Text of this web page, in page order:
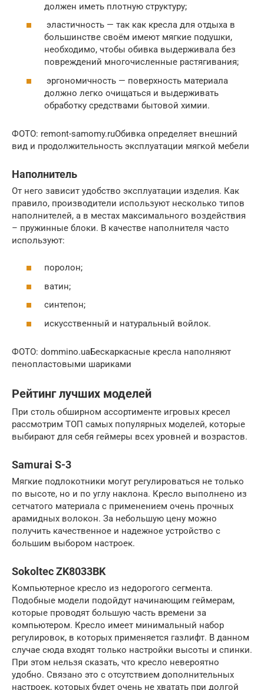
должен иметь плотную структуру;
эластичность — так как кресла для отдыха в
большинстве своём имеют мягкие подушки,
необходимо, чтобы обивка выдерживала без
повреждений многочисленные растягивания;
эргономичность — поверхность материала
должно легко очищаться и выдерживать
обработку средствами бытовой химии.
ФОТО: remont-samomy.ruОбивка определяет внешний
вид и продолжительность эксплуатации мягкой мебели
Наполнитель
От него зависит удобство эксплуатации изделия. Как
правило, производители используют несколько типов
наполнителей, а в местах максимального воздействия
– пружинные блоки. В качестве наполнителя часто
используют:
поролон;
ватин;
синтепон;
искусственный и натуральный войлок.
ФОТО: dommino.uaБескаркасные кресла наполняют
пенопластовыми шариками
Рейтинг лучших моделей
При столь обширном ассортименте игровых кресел
рассмотрим ТОП самых популярных моделей, которые
выбирают для себя геймеры всех уровней и возрастов.
Samurai S-3
Мягкие подлокотники могут регулироваться не только
по высоте, но и по углу наклона. Кресло выполнено из
сетчатого материала с применением очень прочных
арамидных волокон. За небольшую цену можно
получить качественное и надежное устройство с
большим выбором настроек.
Sokoltec ZK8033BK
Компьютерное кресло из недорогого сегмента.
Подобные модели подойдут начинающим геймерам,
которые проводят большую часть времени за
компьютером. Кресло имеет минимальный набор
регулировок, в которых применяется газлифт. В данном
случае сюда входят только настройки высоты и спинки.
При этом нельзя сказать, что кресло невероятно
удобно. Связано это с отсутствием дополнительных
настроек, которых будет очень не хватать при долгой